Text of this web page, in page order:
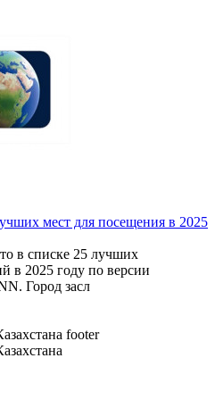
мест для посещения в 2025
в списке 25 лучших
в 2025 году по версии
Город засл